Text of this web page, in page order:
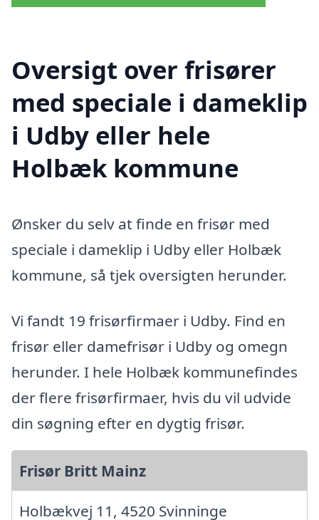
Oversigt over frisører
med speciale i dameklip
i Udby eller hele
Holbæk kommune
Ønsker du selv at finde en frisør med
speciale i dameklip i Udby eller Holbæk
kommune, så tjek oversigten herunder.
Vi fandt 19 frisørfirmaer i Udby. Find en
frisør eller damefrisør i Udby og omegn
herunder. I hele Holbæk kommunefindes
der flere frisørfirmaer, hvis du vil udvide
din søgning efter en dygtig frisør.
Frisør Britt Mainz
Holbækvej 11, 4520 Svinninge